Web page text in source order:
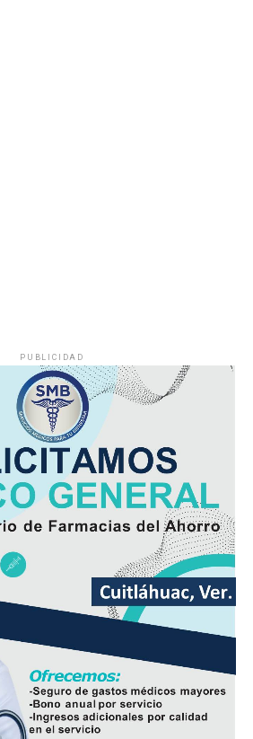
PUBLICIDAD